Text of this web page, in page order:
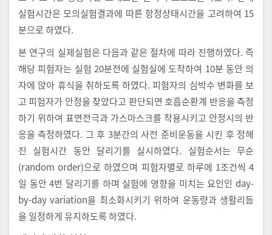
실험시간은 모의실험결과에 따른 항정상태시간을 고려하여 15
분으로 하였다.
본 연구의 실제실험은 다음과 같은 절차에 따라 진행하였다. 즉
해당 피험자는 실험 20분전에 실험실에 도착하여 10분 동안 의
자에 앉아 휴식을 취하도록 하였다. 피험자의 심박수 변화를 보
고 피험자가 안정을 찾았다고 판단되면 호흡순환계 반응을 측정
하기 위하여 표면전극과 가스마스크를 착용시키고 안정시의 반
응을 측정하였다. 그 후 3분간의 사전 준비운동을 시킨 후 정해
진 실험시간 동안 달리기를 실시하였다. 실험순서는 무순
(random order)으로 하였으며 피험자별로 하루에 1조건씩 4
일 동안 4번 달리기를 하며 실험에 영향을 미치는 요인인 day-
by-day variation을 최소화시키기 위하여 운동량과 생활리듬
을 일정하게 유지하도록 하였다.